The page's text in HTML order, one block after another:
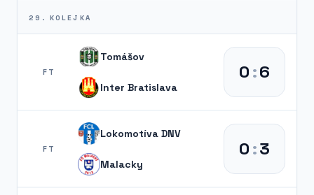
29. KOLEJKA
FT
Tomášov
Inter Bratislava
0:6
FT
Lokomotíva DNV
Malacky
0:3